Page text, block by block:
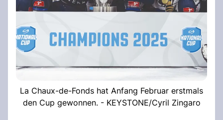
La Chaux-de-Fonds hat Anfang Februar erstmals
den Cup gewonnen. - KEYSTONE/Cyril Zingaro